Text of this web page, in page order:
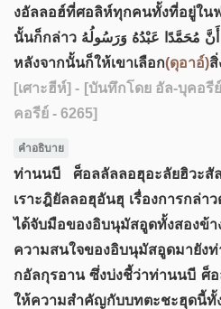
งอัลลอฮ์ที่ศอลิห์ทุกคนทั้งที่อยู่ใ
นั้นก็กล่าว أَشْهَدُ أَنْ لَا إِلَهَ إِلَّا اللهُ، وَأَشْهَدُ أَنَّ مُحَمَّدًا عَبْدُهُ وَرَسُولُهُ
หลังจากนั้นก็ให้เขาเลือก(ดุอาอ์)สิ่
[เศาะฮีห์] - [บันทึกโดย อัล-บุคอรี
คอรีย์ - 6265]
คำอธิบาย​
ท่านนบี ศ็อลลัลลอฮุอะลัยฮิวะ
เราะฎิยัลลอฮุอันฮุ เรื่องการกล่
ได้จับมือของอิบนุมัสอูดทั้งสองข้
ความสนใจของอิบนุมัสอูดมายัง
กอัลกุรอาน ซึ่งบ่งชี้ว่าท่านนบี ศ็
ให้ความสำคัญกับบทตะชะฮุดนี้ทั้